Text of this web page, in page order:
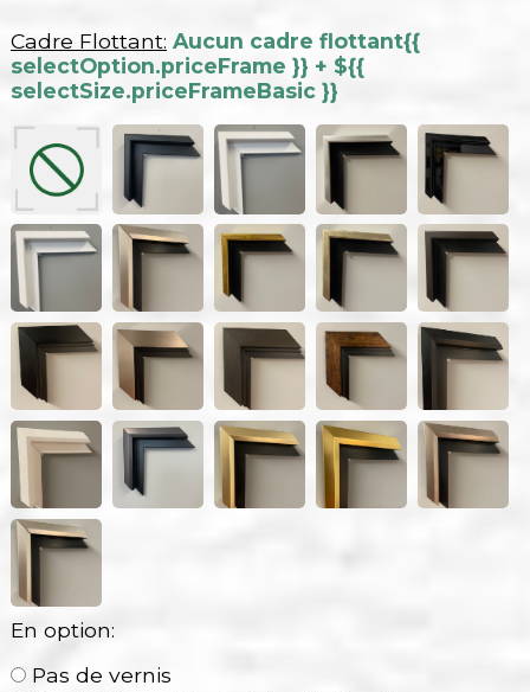
Cadre Flottant: Aucun cadre flottant{{
selectOption.priceFrame }} + ${{
selectSize.priceFrameBasic }}
En option:
Pas de vernis